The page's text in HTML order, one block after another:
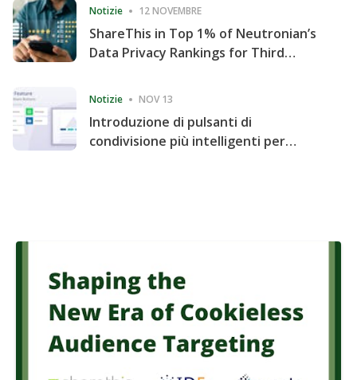
Notizie 12 NOVEMBRE
ShareThis in Top 1% of Neutronian’s
Data Privacy Rankings for Third
Notizie NOV 13
Introduzione di pulsanti di
condivisione più intelligenti per